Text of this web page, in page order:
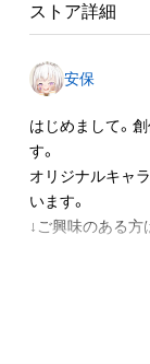
・本アイテムの
アイテムの保有
権を侵害するお
ル、リバースエ
せん。)を行うこ
・本アイテムに
に反する利用ま
であると判断し
保有者、その他
原因で発生した
ストア詳細
安保
はじめまして。
す。
オリジナルキャ
います。